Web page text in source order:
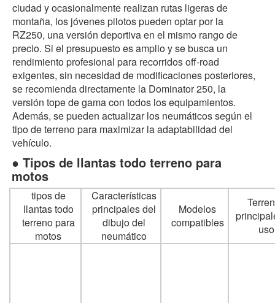
ciudad y ocasionalmente realizan rutas ligeras de
montaña, los jóvenes pilotos pueden optar por la
RZ250, una versión deportiva en el mismo rango de
precio. Si el presupuesto es amplio y se busca un
rendimiento profesional para recorridos off‑road
exigentes, sin necesidad de modificaciones posteriores,
se recomienda directamente la Dominator 250, la
versión tope de gama con todos los equipamientos.
Además, se pueden actualizar los neumáticos según el
tipo de terreno para maximizar la adaptabilidad del
vehículo.
● Tipos de llantas todo terreno para
motos
tipos de
llantas todo
terreno para
motos
Características
principales del
dibujo del
neumático
Modelos
compatibles
uso